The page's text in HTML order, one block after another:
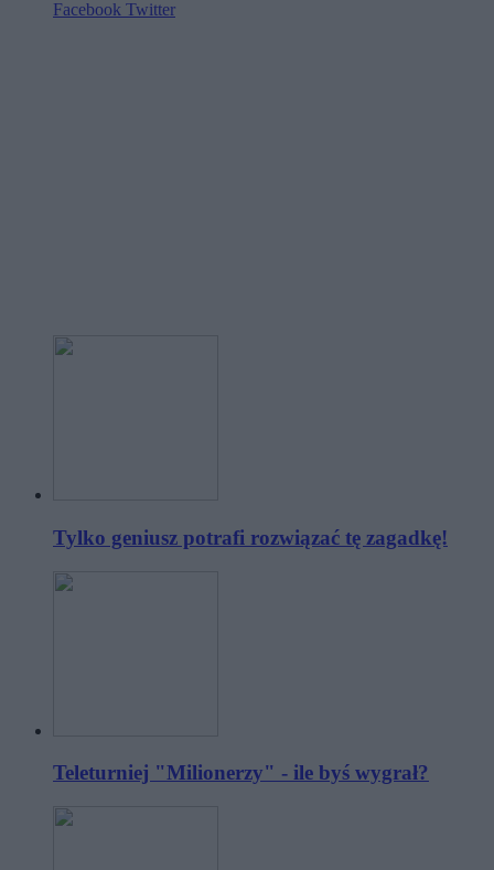
Facebook Twitter
Tylko geniusz potrafi rozwiązać tę zagadkę!
Teleturniej "Milionerzy" - ile byś wygrał?